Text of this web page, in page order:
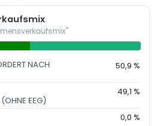
NACH
50,9 %
EEG)
49,1 %
0,0 %